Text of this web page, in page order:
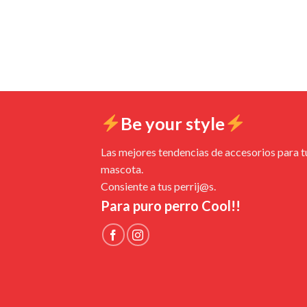
Be your style
Las mejores tendencias de accesorios para
mascota.
Consiente a tus perrij@s.
Para puro perro Cool!!